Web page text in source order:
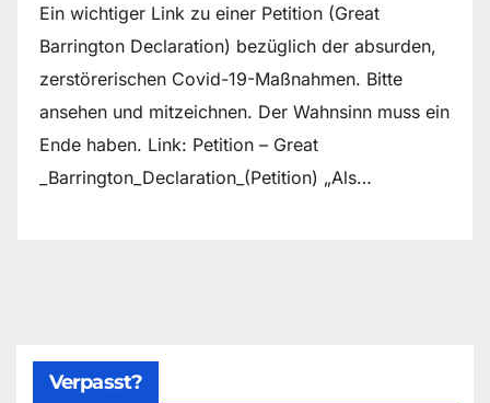
Ein wichtiger Link zu einer Petition (Great
Barrington Declaration) bezüglich der absurden,
zerstörerischen Covid-19-Maßnahmen. Bitte
ansehen und mitzeichnen. Der Wahnsinn muss ein
Ende haben. Link: Petition – Great
_Barrington_Declaration_(Petition) „Als…
Verpasst?